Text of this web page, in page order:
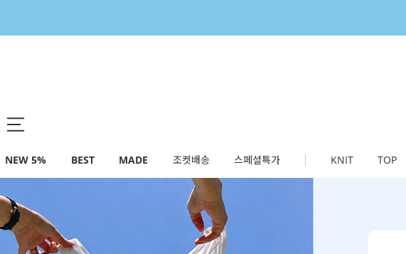
NEW 5% BEST MADE 조켓배송 스페셜특가 KNIT TOP